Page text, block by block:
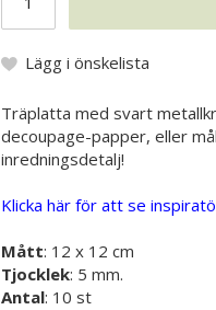
Lägg i önskelista
Träplatta med svart
decoupage-papper, eller
inredningsdetalj!
Klicka här för att se
Mått: 12 x 12 cm
Tjocklek: 5 mm.
Antal: 10 st